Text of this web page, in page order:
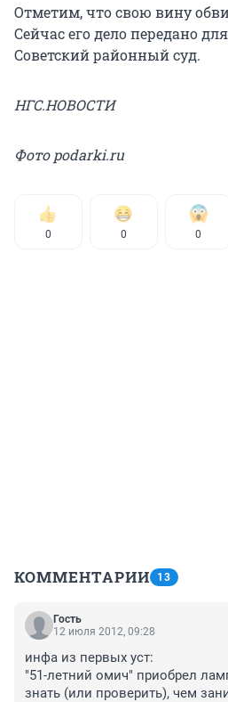
Отметим, что свою вину
Сейчас его дело передано
Советский районный суд.
НГС.НОВОСТИ
Фото podarki.ru
0 0 0
КОММЕНТАРИИ 13
Гость
12 июля 2012, 09:28
инфа из первых уст:
"51-летний омич" приобрел
знать (или проверить), чем